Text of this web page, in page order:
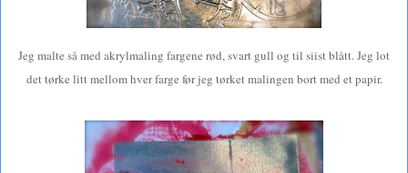
Jeg malte så med akrylmaling fargene rød, svart gull og til siist blått. Jeg lot
det tørke litt mellom hver farge før jeg tørket malingen bort med et papir.